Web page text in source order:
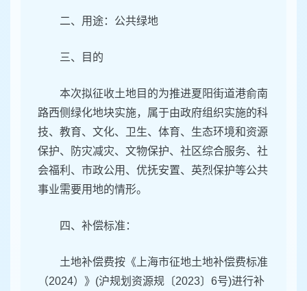
二、用途：公共绿地
三、目的
本次拟征收土地目的为推进夏阳街道港俞南
路西侧绿化地块实施，属于由政府组织实施的科
技、教育、文化、卫生、体育、生态环境和资源
保护、防灾减灾、文物保护、社区综合服务、社
会福利、市政公用、优抚安置、英烈保护等公共
事业需要用地的情形。
四、补偿标准：
土地补偿费按《上海市征地土地补偿费标准
（2024）》(沪规划资源规〔2023〕6号)进行补